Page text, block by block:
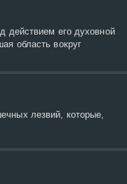
действием его духовной
область вокруг
лезвий, которые,